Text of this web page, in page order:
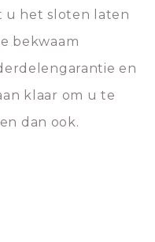
u het sloten laten
bekwaam
en
klaar om u te
dan ook.